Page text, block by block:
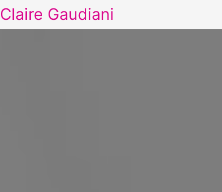
Claire Gaudiani